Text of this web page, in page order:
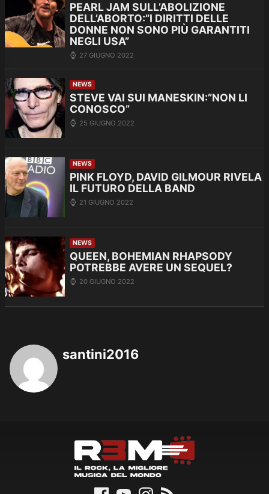
PEARL JAM SULL’ABOLIZIONE
DELL’ABORTO:”I DIRITTI DELLE
DONNE NON SONO PIÙ GARANTITI
NEGLI USA”
27 GIUGNO 2022
NEWS
STEVE VAI SUI MANESKIN:”NON LI
CONOSCO”
25 GIUGNO 2022
NEWS
PINK FLOYD, DAVID GILMOUR RIVELA
IL FUTURO DELLA BAND
21 GIUGNO 2022
NEWS
QUEEN, BOHEMIAN RHAPSODY
POTREBBE AVERE UN SEQUEL?
20 GIUGNO 2022
santini2016